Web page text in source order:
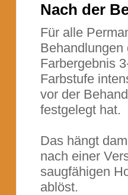
Nach der
Für alle
Behandlungen
Farbergebnis
Farbstufe
vor der
festgelegt hat.
Das hängt
nach einer
saugfähigen
ablöst.